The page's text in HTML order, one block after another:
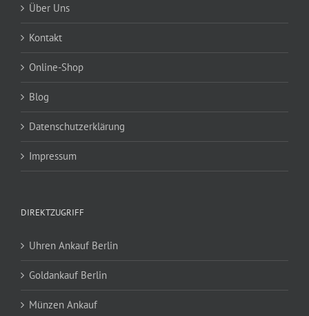
Über Uns
Kontakt
Online-Shop
Blog
Datenschutzerklärung
Impressum
DIREKTZUGRIFF
Uhren Ankauf Berlin
Goldankauf Berlin
Münzen Ankauf